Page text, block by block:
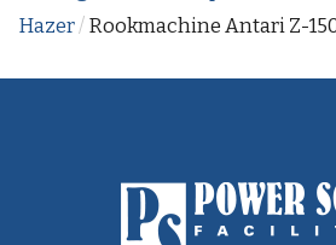
Hazer/ Rookmachine Antari Z-